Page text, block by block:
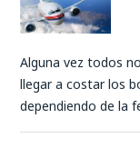
Alguna vez todos
llegar a costar los
dependiendo de la